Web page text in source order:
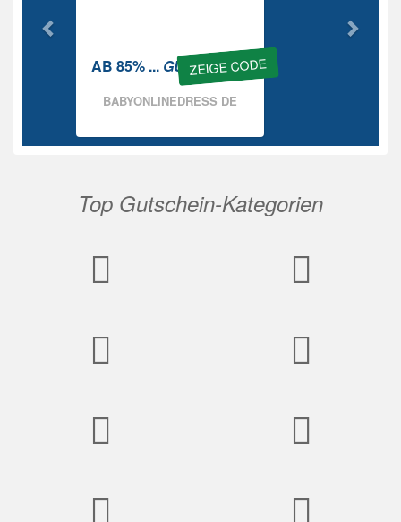
ZEIGE CODE
AB 85% ... GUTSCHEIN
BABYONLINEDRESS DE
Top Gutschein-Kategorien